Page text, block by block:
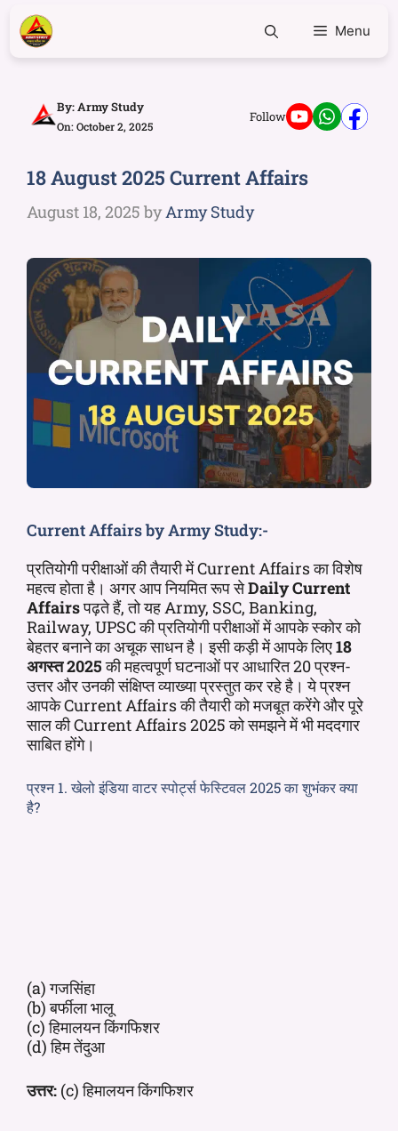
Menu
By:Army Study
On: October 2, 2025
Follow
18 August 2025 Current Affairs
August 18, 2025 byArmy Study
Current Affairs by Army Study:-
प्रतियोगी परीक्षाओं की तैयारी में Current Affairs का विशेष
महत्व होता है। अगर आप नियमित रूप सेDaily Current
Affairsपढ़ते हैं, तो यह Army, SSC, Banking,
Railway, UPSC की प्रतियोगी परीक्षाओं में आपके स्कोर को
बेहतर बनाने का अचूक साधन है। इसी कड़ी में आपके लिए18
अगस्त 2025की महत्वपूर्ण घटनाओं पर आधारित 20 प्रश्न-
उत्तर और उनकी संक्षिप्त व्याख्या प्रस्तुत कर रहे है। ये प्रश्न
आपके Current Affairs की तैयारी को मजबूत करेंगे और पूरे
साल की Current Affairs 2025 को समझने में भी मददगार
साबित होंगे।
प्रश्न 1. खेलो इंडिया वाटर स्पोर्ट्स फेस्टिवल 2025 का शुभंकर क्या
है?
(a) गजसिंहा
(b) बर्फीला भालू
(c) हिमालयन किंगफिशर
(d) हिम तेंदुआ
उत्तर: (c) हिमालयन किंगफिशर